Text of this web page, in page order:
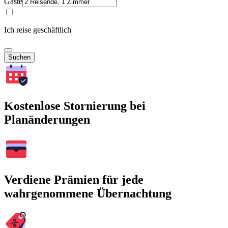
Ich reise geschäftlich
Suchen
Kostenlose Stornierung bei
Planänderungen
Verdiene Prämien für jede
wahrgenommene Übernachtung